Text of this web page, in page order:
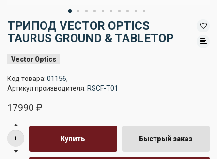
ТРИПОД VECTOR OPTICS
TAURUS GROUND & TABLETOP
Vector Optics
Код товара: 01156,
Артикул производителя: RSCF-T01
17990 ₽
Купить Быстрый заказ